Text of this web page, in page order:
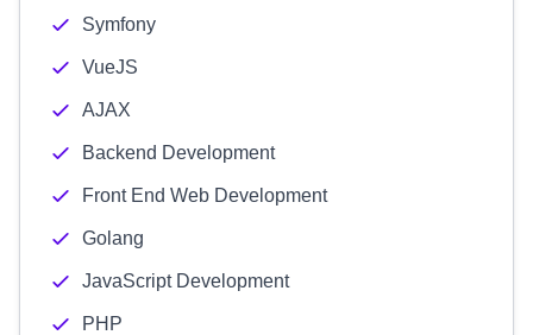
Symfony
VueJS
AJAX
Backend Development
Front End Web Development
Golang
JavaScript Development
PHP